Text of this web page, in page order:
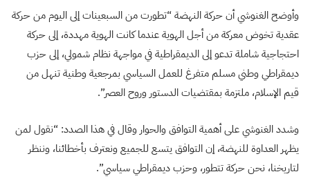
وأوضح الغنوشي أن حركة النهضة “تطورت من السبعينات إلى اليوم من حركة
عقدية تخوض معركة من أجل الهوية عندما كانت الهوية مهددة، إلى حركة
احتجاجية شاملة تدعو إلى الديمقراطية في مواجهة نظام شمولي، إلى حزب
ديمقراطي وطني مسلم متفرغ للعمل السياسي بمرجعية وطنية تنهل من
قيم الإسلام، ملتزمة بمقتضيات الدستور وروح العصر”.
وشدد الغنوشي على أهمية التوافق والحوار وقال في هذا الصدد: “نقول لمن
يظهر العداوة للنهضة، إن التوافق يتسع للجميع ونعترف بأخطائنا، وننظر
لتاريخنا، نحن حركة تتطور، وحزب ديمقراطي سياسي”.